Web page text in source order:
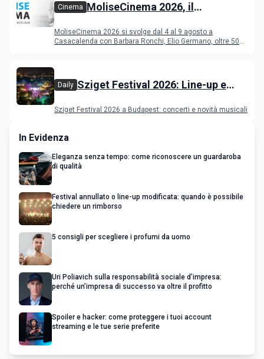
Cinema MoliseCinema 2026, il
MoliseCinema 2026 si svolge dal 4 al 9 agosto a
Casacalenda con Barbara Ronchi, Elio Germano, oltre 50
Daily Sziget Festival 2026: Line-up e
Sziget Festival 2026 a Budapest: concerti e novità musicali
In Evidenza
Eleganza senza tempo: come riconoscere un guardaroba
di qualità
Festival annullato o line-up modificata: quando è possibile
chiedere un rimborso
5 consigli per scegliere i profumi da uomo
Uri Poliavich sulla responsabilità sociale d’impresa:
perché un’impresa di successo va oltre il profitto
Spoiler e hacker: come proteggere i tuoi account
streaming e le tue serie preferite